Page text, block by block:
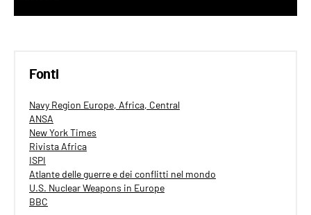
Fonti
Navy Region Europe, Africa, Central
ANSA
New York Times
Rivista Africa
ISPI
Atlante delle guerre e dei conflitti nel mondo
U.S. Nuclear Weapons in Europe
BBC